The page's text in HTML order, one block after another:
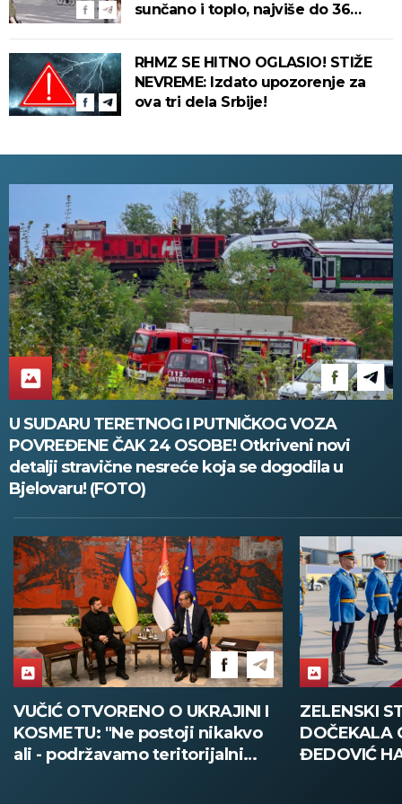
sunčano i toplo, najviše do 36
RHMZ SE HITNO OGLASIO! STIŽE
NEVREME: Izdato upozorenje za
ova tri dela Srbije!
U SUDARU TERETNOG I PUTNIČKOG VOZA
POVREĐENE ČAK 24 OSOBE! Otkriveni novi
detalji stravične nesreće koja se dogodila u
Bjelovaru! (FOTO)
ZELENSKI STIGAO U BEOGRAD,
DOČEKALA GA MINISTARKA
ĐEDOVIĆ HANDANOVIĆ:
VELIKA
pola tone